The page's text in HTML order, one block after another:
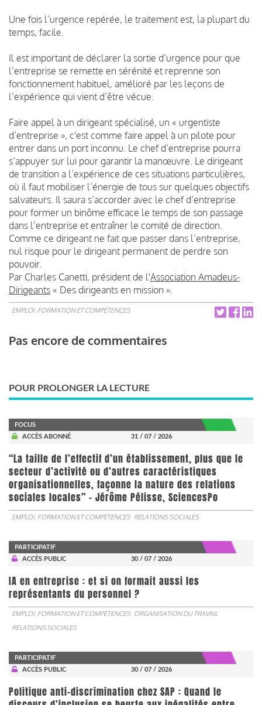
Une fois l’urgence repérée, le traitement est, la plupart du
temps, facile.
Il est important de déclarer la sortie d’urgence pour que
l’entreprise se remette en sérénité et reprenne son
fonctionnement habituel, amélioré par les leçons de
l’expérience qui vient d’être vécue.
Faire appel à un dirigeant spécialisé, un « urgentiste
d’entreprise », c'est comme faire appel à un pilote pour
entrer dans un port inconnu. Le chef d’entreprise pourra
s’appuyer sur lui pour garantir la manœuvre. Le dirigeant
de transition a l’expérience de ces situations particulières,
où il faut mobiliser l’énergie de tous sur quelques objectifs
salvateurs. Il saura s’accorder avec le chef d’entreprise
pour former un binôme efficace le temps de son passage
dans l’entreprise et entraîner le comité de direction.
Comme ce dirigeant ne fait que passer dans l’entreprise,
nul risque pour le dirigeant permanent de perdre son
pouvoir.
Par Charles Canetti, président de l'Association Amadeus-
Dirigeants « Des dirigeants en mission ».
EMPLOI, FORMATION ET COMPÉTENCES
Pas encore de commentaires
POUR PROLONGER LA LECTURE
FOCUS
ACCÈS ABONNÉ
31 / 07 / 2026
“La taille de l’effectif d’un établissement, plus que le
secteur d’activité ou d’autres caractéristiques
organisationnelles, façonne la nature des relations
sociales locales” - Jérôme Pélisse, SciencesPo
EMPLOI, FORMATION ET COMPÉTENCES RELATIONS SOCIALES
PARTICIPATIF
ACCÈS PUBLIC
30 / 07 / 2026
IA en entreprise : et si on formait aussi les
représentants du personnel ?
EMPLOI, FORMATION ET COMPÉTENCES ORGANISATION DU TRAVAIL
RELATIONS SOCIALES
PARTICIPATIF
ACCÈS PUBLIC
30 / 07 / 2026
Politique anti-discrimination chez SAP : Quand le